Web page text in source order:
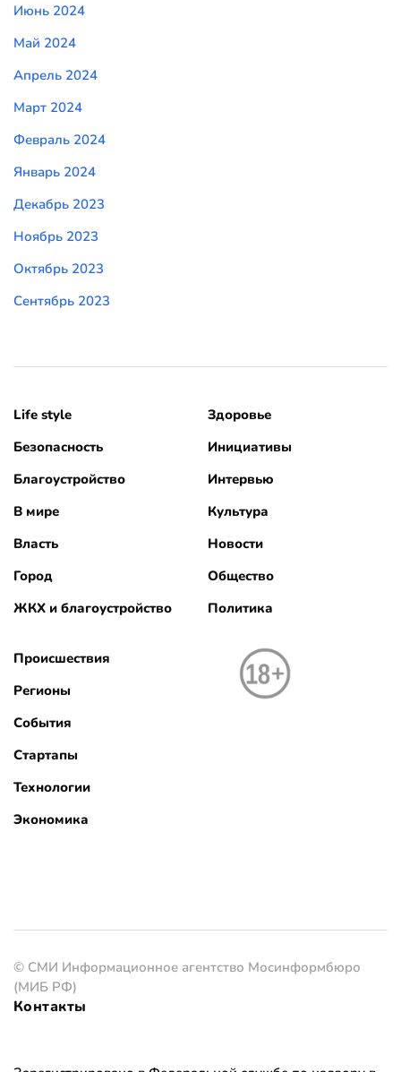
Июнь 2024
Май 2024
Апрель 2024
Март 2024
Февраль 2024
Январь 2024
Декабрь 2023
Ноябрь 2023
Октябрь 2023
Сентябрь 2023
Life style
Безопасность
Благоустройство
В мире
Власть
Город
ЖКХ и благоустройство
Здоровье
Инициативы
Интервью
Культура
Новости
Общество
Политика
Происшествия
Регионы
События
Стартапы
Технологии
Экономика
© СМИ Информационное агентство Мосинформбюро
(МИБ РФ)
Контакты